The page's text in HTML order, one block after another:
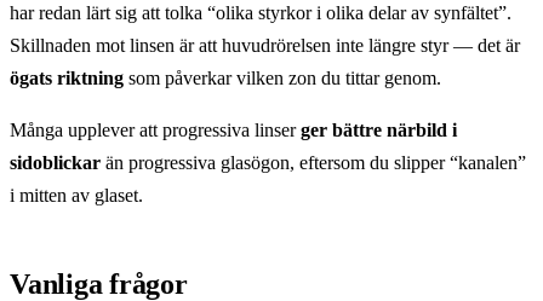
har redan lärt sig att tolka “olika styrkor i olika delar av synfältet”.
Skillnaden mot linsen är att huvudrörelsen inte längre styr — det är
ögats riktning som påverkar vilken zon du tittar genom.
Många upplever att progressiva linserger bättre närbild i
sidoblickar än progressiva glasögon, eftersom du slipper “kanalen”
i mitten av glaset.
Vanliga frågor